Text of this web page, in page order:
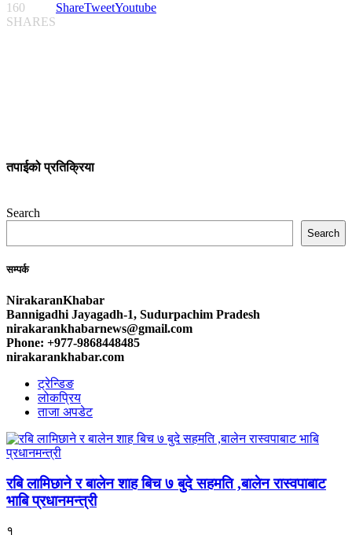
160
SHARES
ShareTweetYoutube
तपाईको प्रतिक्रिया
Search
Search
सम्पर्क
NirakaranKhabar
Bannigadhi Jayagadh-1, Sudurpachim Pradesh
nirakarankhabarnews@gmail.com
Phone: +977-9868448485
nirakarankhabar.com
ट्रेन्डिङ
लोकप्रिय
ताजा अपडेट
रबि लामिछाने र बालेन शाह बिच ७ बुदे सहमति ,बालेन रास्वपाबाट
भाबि प्रधानमन्त्री
१